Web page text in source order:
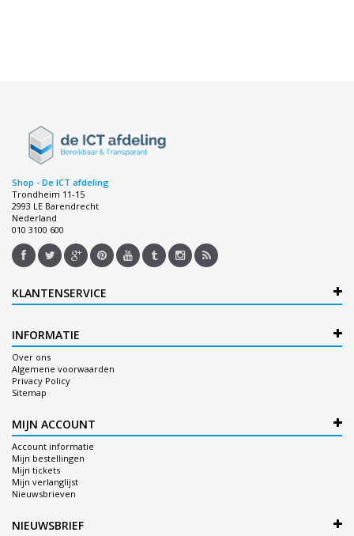
Shop - De ICT afdeling
Trondheim 11-15
2993 LE Barendrecht
Nederland
010 3100 600
KLANTENSERVICE
INFORMATIE
Over ons
Algemene voorwaarden
Privacy Policy
Sitemap
MIJN ACCOUNT
Account informatie
Mijn bestellingen
Mijn tickets
Mijn verlanglijst
Nieuwsbrieven
NIEUWSBRIEF